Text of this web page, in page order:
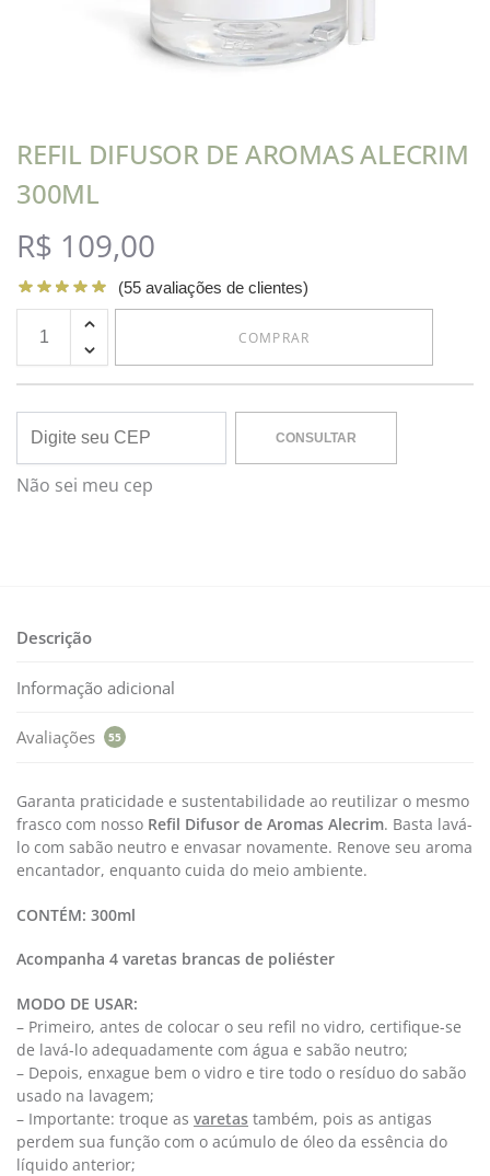
REFIL DIFUSOR DE AROMAS ALECRIM
300ML
R$ 109,00
(55 avaliações de clientes)
COMPRAR
CONSULTAR
Não sei meu cep
Descrição
Informação adicional
Avaliações 55
Garanta praticidade e sustentabilidade ao reutilizar o mesmo
frasco com nosso Refil Difusor de Aromas Alecrim. Basta lavá-
lo com sabão neutro e envasar novamente. Renove seu aroma
encantador, enquanto cuida do meio ambiente.
CONTÉM: 300ml
Acompanha 4 varetas brancas de poliéster
MODO DE USAR:
– Primeiro, antes de colocar o seu refil no vidro, certifique-se
de lavá-lo adequadamente com água e sabão neutro;
– Depois, enxague bem o vidro e tire todo o resíduo do sabão
usado na lavagem;
– Importante: troque as varetas também, pois as antigas
perdem sua função com o acúmulo de óleo da essência do
líquido anterior;